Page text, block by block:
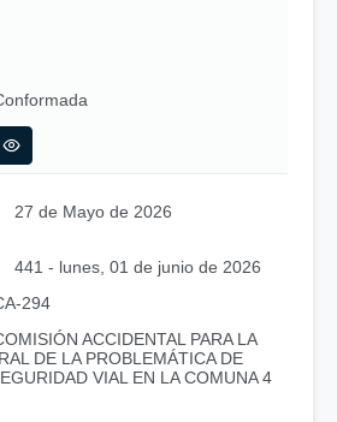
27 de Mayo de 2026
441 - lunes, 01 de junio de 2026
294
ACCIDENTAL PARA LA
DE LA PROBLEMÁTICA DE
VIAL EN LA COMUNA 4